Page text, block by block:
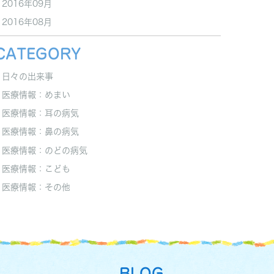
2016年09月
2016年08月
日々の出来事
医療情報：めまい
医療情報：耳の病気
医療情報：鼻の病気
医療情報：のどの病気
医療情報：こども
医療情報：その他